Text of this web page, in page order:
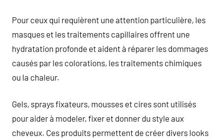
Pour ceux qui requièrent une attention particulière, les
masques et les traitements capillaires offrent une
hydratation profonde et aident à réparer les dommages
causés par les colorations, les traitements chimiques
ou la chaleur.
Gels, sprays fixateurs, mousses et cires sont utilisés
pour aider à modeler, fixer et donner du style aux
cheveux. Ces produits permettent de créer divers looks